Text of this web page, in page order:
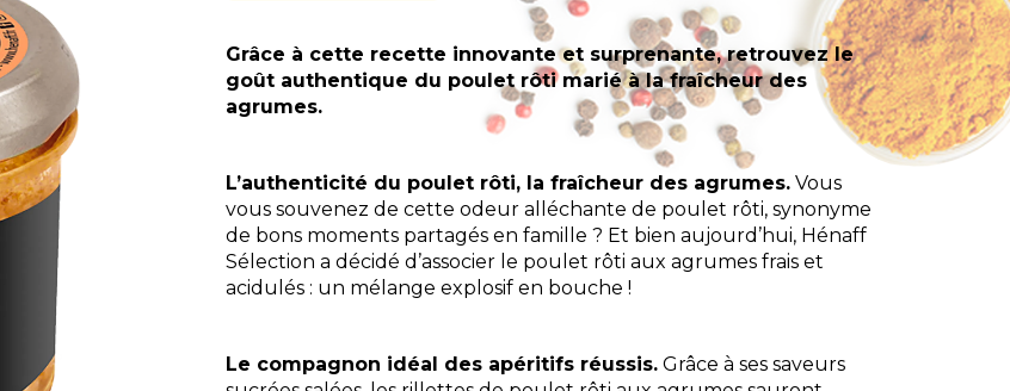
Grâce à cette recette innovante et surprenante, retrouvez le
goût authentique du poulet rôti marié à la fraîcheur des
agrumes.
L’authenticité du poulet rôti, la fraîcheur des agrumes. Vous
vous souvenez de cette odeur alléchante de poulet rôti, synonyme
de bons moments partagés en famille ? Et bien aujourd’hui, Hénaff
Sélection a décidé d’associer le poulet rôti aux agrumes frais et
acidulés : un mélange explosif en bouche !
Le compagnon idéal des apéritifs réussis. Grâce à ses saveurs